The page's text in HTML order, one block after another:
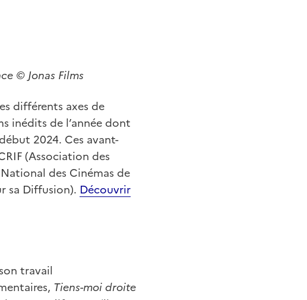
© Jonas Films
différents axes de
inédits de l’année dont
2024. Ces avant-
(Association des
des Cinémas de
sa Diffusion). Découvrir
travail
Tiens-moi droite